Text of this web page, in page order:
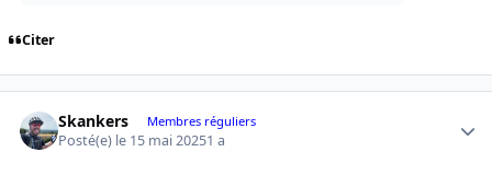
Citer
Skankers Membres réguliers
Posté(e) le 15 mai 20251 a